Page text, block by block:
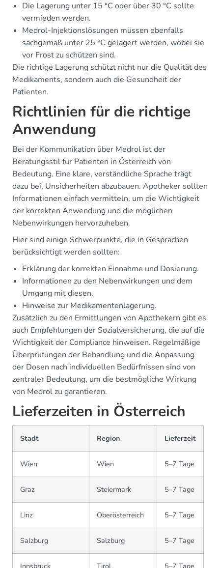
Die Lagerung unter 15 °C oder über 30 °C sollte
vermieden werden.
Medrol-Injektionslösungen müssen ebenfalls
sachgemäß unter 25 °C gelagert werden, wobei sie
vor Frost zu schützen sind.
Die richtige Lagerung schützt nicht nur die Qualität des
Medikaments, sondern auch die Gesundheit der
Patienten.
Richtlinien für die richtige
Anwendung
Bei der Kommunikation über Medrol ist der
Beratungsstil für Patienten in Österreich von
Bedeutung. Eine klare, verständliche Sprache trägt
dazu bei, Unsicherheiten abzubauen. Apotheker sollten
Informationen einfach vermitteln, um die Wichtigkeit
der korrekten Anwendung und die möglichen
Nebenwirkungen hervorzuheben.
Hier sind einige Schwerpunkte, die in Gesprächen
berücksichtigt werden sollten:
Erklärung der korrekten Einnahme und Dosierung.
Informationen zu den Nebenwirkungen und dem
Umgang mit diesen.
Hinweise zur Medikamentenlagerung.
Zusätzlich zu den Ermittlungen von Apothekern gibt es
auch Empfehlungen der Sozialversicherung, die auf die
Wichtigkeit der Compliance hinweisen. Regelmäßige
Überprüfungen der Behandlung und die Anpassung
der Dosen nach individuellen Bedürfnissen sind von
zentraler Bedeutung, um die bestmögliche Wirkung
von Medrol zu garantieren.
Lieferzeiten in Österreich
Stadt Region Lieferzeit
Wien Wien 5–7 Tage
Graz Steiermark 5–7 Tage
Linz Oberösterreich 5–7 Tage
Salzburg Salzburg 5–7 Tage